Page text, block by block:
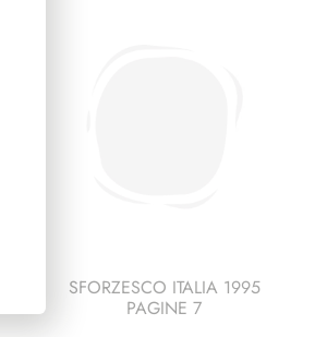
SFORZESCO ITALIA 1995
PAGINE 7